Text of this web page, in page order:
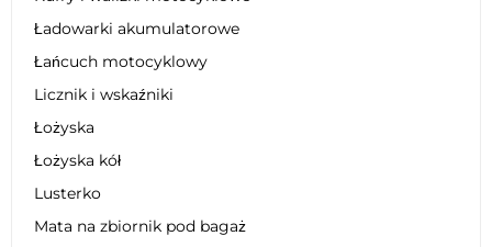
Ładowarki akumulatorowe
Łańcuch motocyklowy
Licznik i wskaźniki
Łożyska
Łożyska kół
Lusterko
Mata na zbiornik pod bagaż